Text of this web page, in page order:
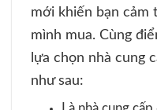
mới khiến bạn cảm
mình mua. Cùng
lựa chọn nhà cung
như sau: